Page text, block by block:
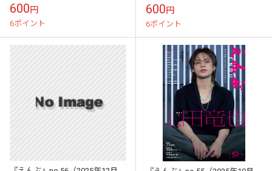
600円
6ポイント
600円
6ポイント